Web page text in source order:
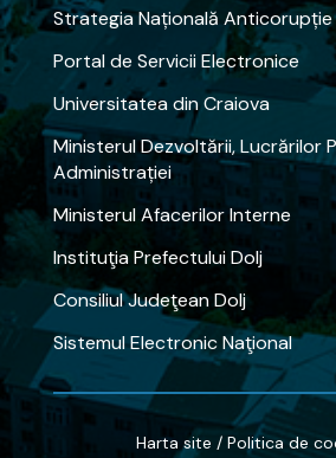
Strategia Națională Anticorupție
Portal de Servicii Electronice
Universitatea din Craiova
Ministerul Dezvoltării, Lucrărilor
Administrației
Ministerul Afacerilor Interne
Instituţia Prefectului Dolj
Consiliul Judeţean Dolj
Sistemul Electronic Naţional
Harta site / Politica de